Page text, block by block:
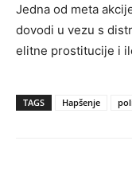
Jedna od meta
dovodi u vezu s
elitne prostitucije i
TAGS Hapšenje